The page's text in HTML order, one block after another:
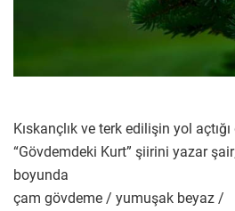
Kıskançlık ve terk edilişin yol
“Gövdemdeki Kurt” şiirini yazar
boyunda
çam gövdeme / yumuşak beyaz /